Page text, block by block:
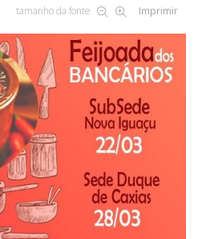
tamanho da fonte Imprimir